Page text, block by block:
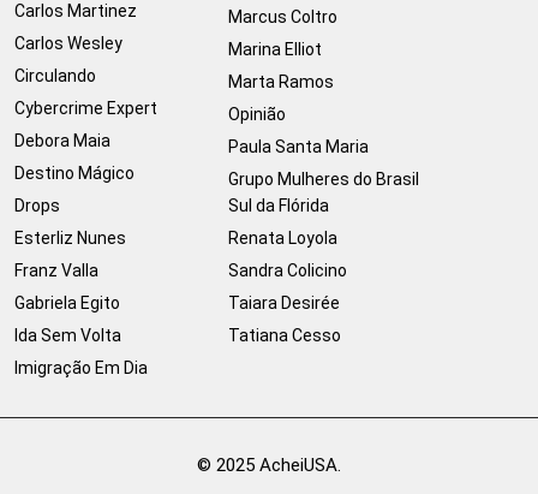
Carlos Martinez
Carlos Wesley
Circulando
Cybercrime Expert
Debora Maia
Destino Mágico
Drops
Esterliz Nunes
Franz Valla
Gabriela Egito
Ida Sem Volta
Imigração Em Dia
Marcus Coltro
Marina Elliot
Marta Ramos
Opinião
Paula Santa Maria
Grupo Mulheres do Brasil
Sul da Flórida
Renata Loyola
Sandra Colicino
Taiara Desirée
Tatiana Cesso
© 2025 AcheiUSA.